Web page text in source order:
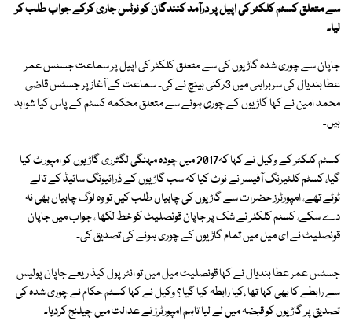
سے متعلق کسٹم کلکٹر کی اپیل پر درآمد کنندگان کو نوٹس جاری کرکے جواب طلب کر
لیا۔
جاپان سے چوری شدہ گاڑیوں کی سے متعلق کلکٹر کی اپیل پر سماعت جسٹس عمر
عطا بندیال کی سربراہی میں 3رکنی بینچ نے کی۔ سماعت کے آغاز پر جسٹس قاضی
محمد امین نے کہا گاڑیوں کے چوری ہونے سے متعلق محکمہ کسٹم کے پاس کیا شواہد
ہیں۔
کسٹم کلکٹر کے وکیل نے کہا کہ2017 میں چودہ مہنگی لگثرری گاڑیوں کو امپورٹ کیا
گیا، کسٹم کلئیرنگ آفیسر نے نوٹ کیا کہ سب گاڑیوں کے ڈرائیونگ سائیڈ کے تالے
ٹوٹے تھے، امپورٹرز حضرات سے گاڑیوں کی چابیاں طلب کیں تو وہ لوگ چابیاں بھی نہ
دے سکے، کسٹم کلکٹر نے شک پر جاپان قونصلیٹ کو خط لکھا ، جواب میں جاپان
قونصلیٹ نے ای میل میں تمام گاڑیوں کے چوری ہونے کی تصدیق کی۔
جسٹس عمر عطا بندیال نے کہا قونصلیٹ میل میں تو انٹرپول کیذ ریعے جاپان پولیس
سے رابطے کا بھی کہا تھا ،کیا رابطہ کیا گیا ؟ وکیل نے کہا کسٹم حکام نے چوری شدہ کی
تصدیق پر گاڑیوں کو قبضہ میں لے لیا تاہم امپورٹرز نے عدالت میں چیلنج کردیا۔